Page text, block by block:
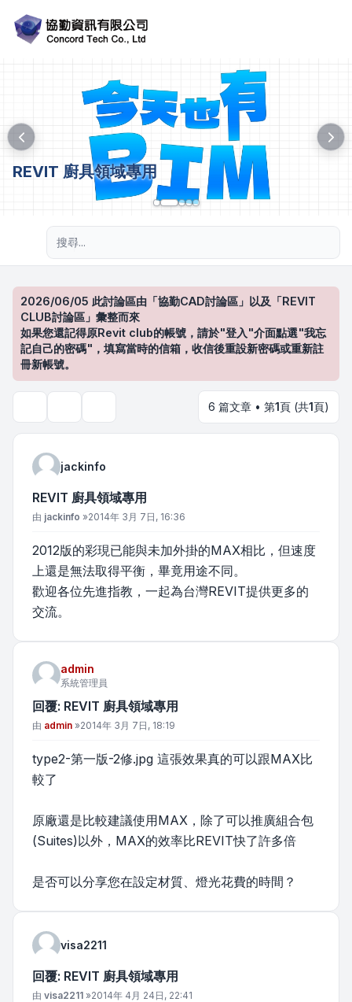
REVIT 廚具領域專用
2026/06/05 此討論區由「協勤CAD討論區」以及「REVIT
CLUB討論區」彙整而來
如果您還記得原Revit club的帳號，請於"登入"介面點選"我忘
記自己的密碼"，填寫當時的信箱，收信後重設新密碼或重新註
冊新帳號。
6 篇文章 • 第1頁 (共1頁)
jackinfo
REVIT 廚具領域專用
文章
由 jackinfo »2014年 3月 7日, 16:36
2012版的彩現已能與未加外掛的MAX相比，但速度
上還是無法取得平衡，畢竟用途不同。
歡迎各位先進指教，一起為台灣REVIT提供更多的
交流。
admin
系統管理員
回覆: REVIT 廚具領域專用
文章
由 admin »2014年 3月 7日, 18:19
type2-第一版-2修.jpg 這張效果真的可以跟MAX比
較了
原廠還是比較建議使用MAX，除了可以推廣組合包
(Suites)以外，MAX的效率比REVIT快了許多倍
是否可以分享您在設定材質、燈光花費的時間？
visa2211
回覆: REVIT 廚具領域專用
文章
由 visa2211 »2014年 4月 24日, 22:41